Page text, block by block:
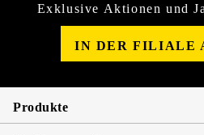
Exklusive Aktionen und
IN DER FILIALE
Produkte